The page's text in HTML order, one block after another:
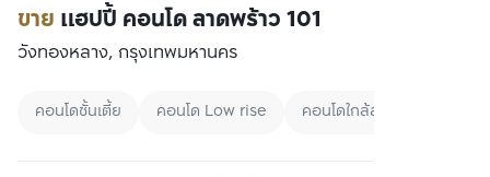
ขาย แฮปปี้ คอนโด ลาดพร้าว 101
วังทองหลาง, กรุงเทพมหานคร
คอนโดชั้นเตี้ย คอนโด Low rise คอนโดใกล้สวน